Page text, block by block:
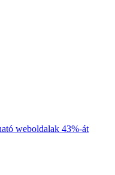
weboldalak 43%-át